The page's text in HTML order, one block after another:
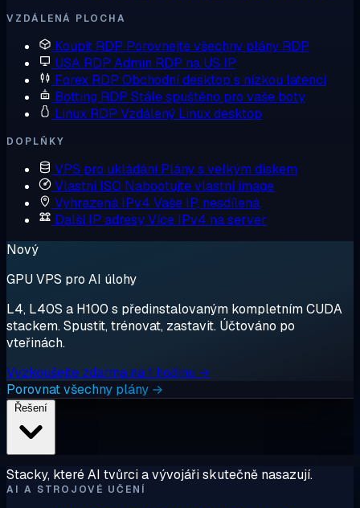
VZDÁLENÁ PLOCHA
Koupit RDP Porovnejte všechny plány RDP
USA RDP Admin RDP na US IP
Forex RDP Obchodní desktop s nízkou latencí
Botting RDP Stále spuštěno pro vaše boty
Linux RDP Vzdálený Linux desktop
DOPLŇKY
VPS pro ukládání Plány s velkým diskem
Vlastní ISO Nabootujte vlastní image
Vyhrazená IPv4 Vaše IP, nesdílená
Další IP adresyVíce IPv4 na server
Nový
GPU VPS pro AI úlohy
L4, L40S a H100 s předinstalovaným kompletním CUDA
stackem. Spustit, trénovat, zastavit. Účtováno po
vteřinách.
Vyzkoušejte zdarma na 1 hodinu →
Porovnat všechny plány →
Stacky, které AI tvůrci a vývojáři skutečně nasazují.
AI A STROJOVÉ UČENÍ